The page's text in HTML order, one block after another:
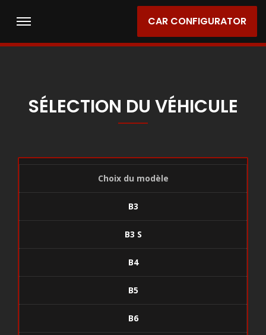
CAR CONFIGURATOR
SÉLECTION DU VÉHICULE
Choix du modèle
B3
B3 S
B4
B5
B6